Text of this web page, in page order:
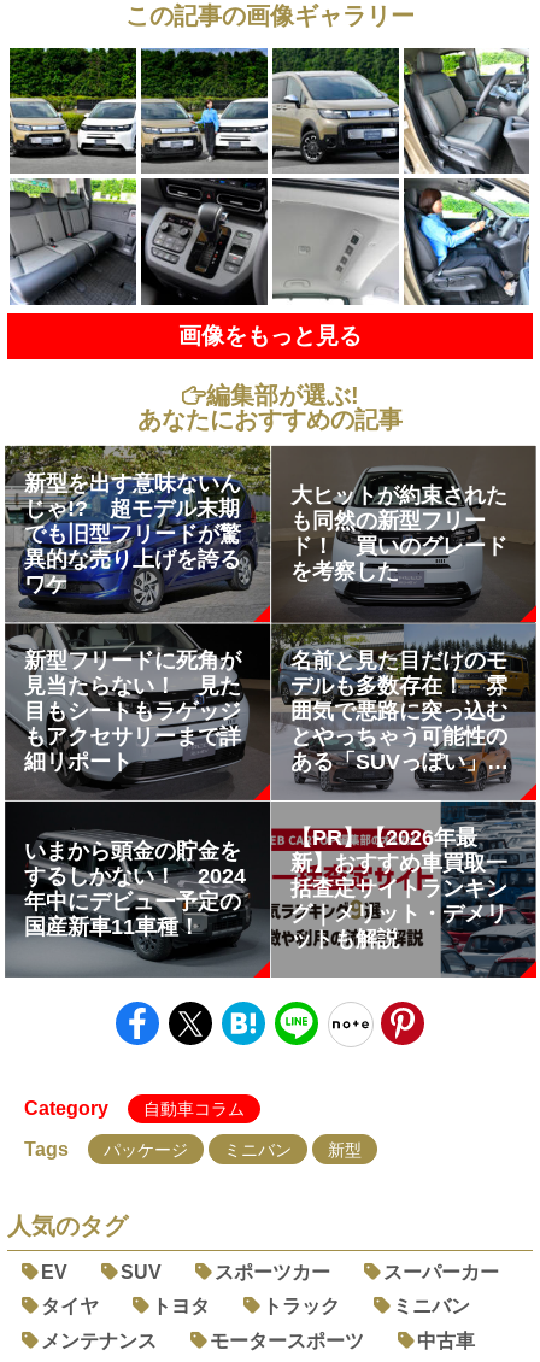
この記事の画像ギャラリー
画像をもっと見る
編集部が選ぶ!
あなたにおすすめの記事
新型を出す意味ないん
じゃ!? 超モデル末期
でも旧型フリードが驚
異的な売り上げを誇る
ワケ
大ヒットが約束された
も同然の新型フリー
ド！ 買いのグレード
を考察した
新型フリードに死角が
見当たらない！ 見た
目もシートもラゲッジ
もアクセサリーまで詳
細リポート
名前と見た目だけのモ
デルも多数存在！ 雰
囲気で悪路に突っ込む
とやっちゃう可能性の
ある「SUVっぽい」ク
ルマ４選
いまから頭金の貯金を
するしかない！ 2024
年中にデビュー予定の
国産新車11車種！
【PR】【2026年最
新】おすすめ車買取一
括査定サイトランキン
グ｜メリット・デメリ
ットも解説
Category 自動車コラム
Tags パッケージ ミニバン 新型
人気のタグ
EV SUV スポーツカー
スーパーカー
タイヤ
トヨタ トラック
ミニバン
メンテナンス
モータースポーツ
中古車